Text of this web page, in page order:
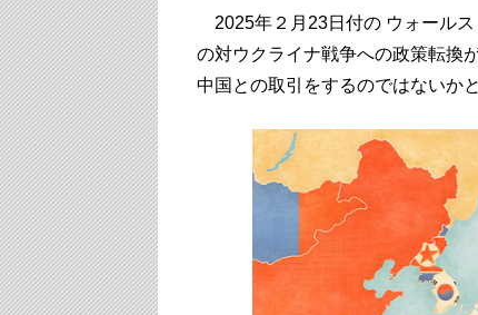
2025年２月23日付の ウォールス
の対ウクライナ戦争への政策転換
中国との取引をするのではないか